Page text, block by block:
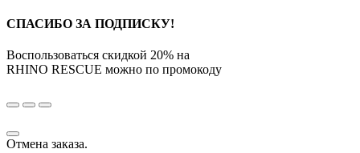
СПАСИБО ЗА ПОДПИСКУ!
Воспользоваться скидкой 20% на
RHINO RESCUE можно по промокоду
Отмена заказа.